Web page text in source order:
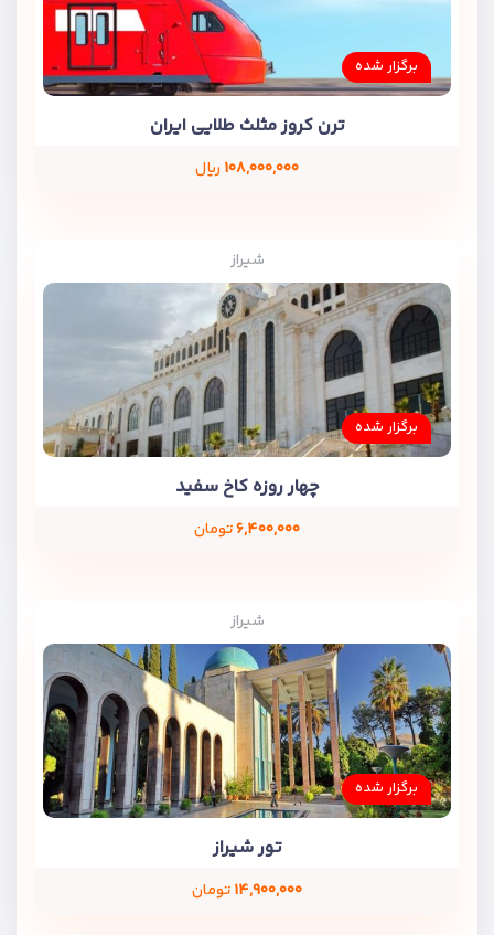
برگزار شده
ترن کروز مثلث طلایی ایران
۱۰۸,۰۰۰,۰۰۰ ریال
شیراز
برگزار شده
چهار روزه کاخ سفید
۶,۴۰۰,۰۰۰تومان
شیراز
برگزار شده
تور شیراز
۱۴,۹۰۰,۰۰۰تومان